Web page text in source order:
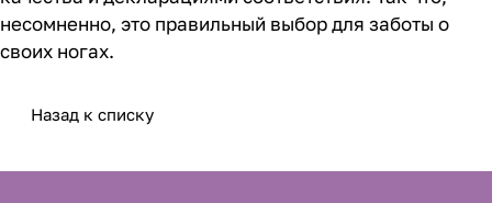
несомненно, это правильный выбор для заботы о
своих ногах.
Назад к списку